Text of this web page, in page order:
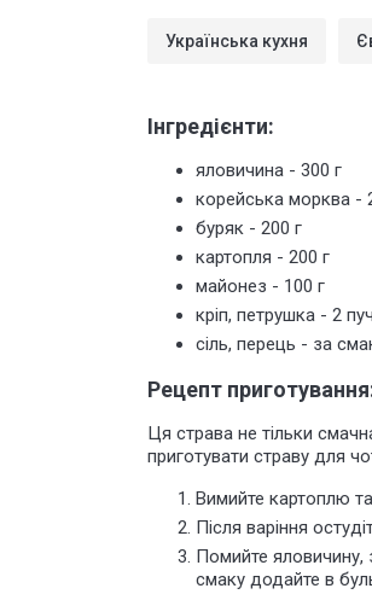
Українська кухня
Інгредієнти:
яловичина - 300 г
корейська морква -
буряк - 200 г
картопля - 200 г
майонез - 100 г
кріп, петрушка - 2
сіль, перець - за
Рецепт
Ця страва не тільки
приготувати страву для
Вимийте картоплю та
Після варіння
Помийте яловичину,
смаку додайте в